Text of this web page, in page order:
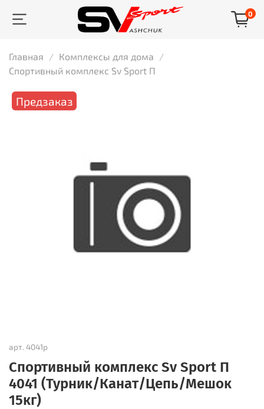
0
Главная
Комплексы для дома
Спортивный комплекс Sv Sport П
Предзаказ
арт. 4041р
Спортивный комплекс Sv Sport П
4041 (Турник/Канат/Цепь/Мешок
15кг)